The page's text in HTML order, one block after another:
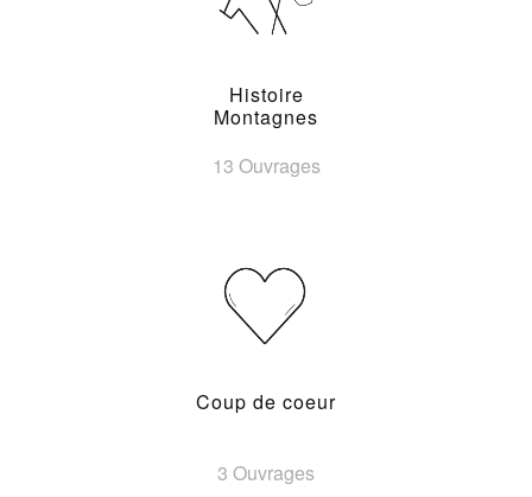
Histoire
Montagnes
13 Ouvrages
Coup de coeur
3 Ouvrages